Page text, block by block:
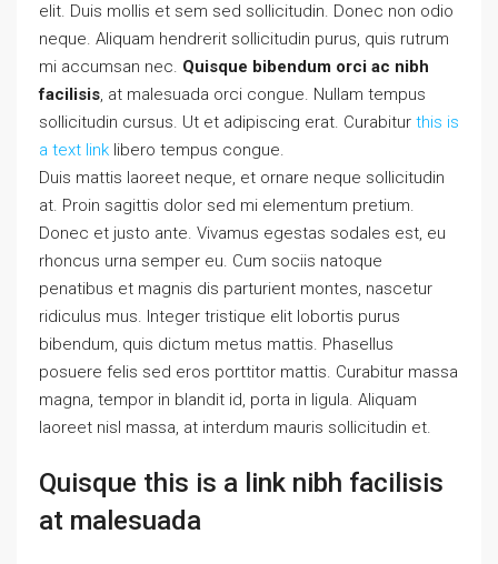
elit. Duis mollis et sem sed sollicitudin. Donec non odio
neque. Aliquam hendrerit sollicitudin purus, quis rutrum
mi accumsan nec. Quisque bibendum orci ac nibh
facilisis, at malesuada orci congue. Nullam tempus
sollicitudin cursus. Ut et adipiscing erat. Curabitur this is
a text link libero tempus congue.
Duis mattis laoreet neque, et ornare neque sollicitudin
at. Proin sagittis dolor sed mi elementum pretium.
Donec et justo ante. Vivamus egestas sodales est, eu
rhoncus urna semper eu. Cum sociis natoque
penatibus et magnis dis parturient montes, nascetur
ridiculus mus. Integer tristique elit lobortis purus
bibendum, quis dictum metus mattis. Phasellus
posuere felis sed eros porttitor mattis. Curabitur massa
magna, tempor in blandit id, porta in ligula. Aliquam
laoreet nisl massa, at interdum mauris sollicitudin et.
Quisque this is a link nibh facilisis
at malesuada